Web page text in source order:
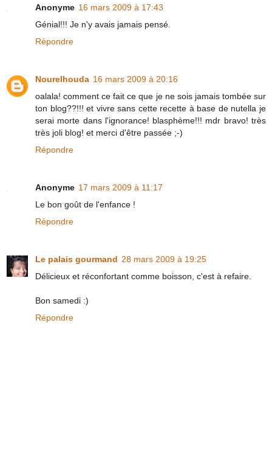
Anonyme 16 mars 2009 à 17:43
Génial!!! Je n'y avais jamais pensé.
Répondre
Nourelhouda 16 mars 2009 à 20:16
oalala! comment ce fait ce que je ne sois jamais tombée sur
ton blog??!!! et vivre sans cette recette à base de nutella je
serai morte dans l'ignorance! blasphème!!! mdr bravo! très
très joli blog! et merci d'être passée ;-)
Répondre
Anonyme 17 mars 2009 à 11:17
Le bon goût de l'enfance !
Répondre
Le palais gourmand 28 mars 2009 à 19:25
Délicieux et réconfortant comme boisson, c'est à refaire.
Bon samedi :)
Répondre